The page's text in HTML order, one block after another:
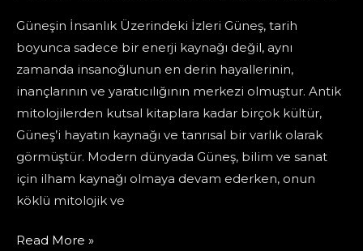
Güneşin İnsanlık Üzerindeki İzleri Güneş, tarih
boyunca sadece bir enerji kaynağı değil, aynı
zamanda insanoğlunun en derin hayallerinin,
inançlarının ve yaratıcılığının merkezi olmuştur. Antik
mitolojilerden kutsal kitaplara kadar birçok kültür,
Güneş’i hayatın kaynağı ve tanrısal bir varlık olarak
görmüştür. Modern dünyada Güneş, bilim ve sanat
için ilham kaynağı olmaya devam ederken, onun
köklü mitolojik ve
Güneşe
Read More »